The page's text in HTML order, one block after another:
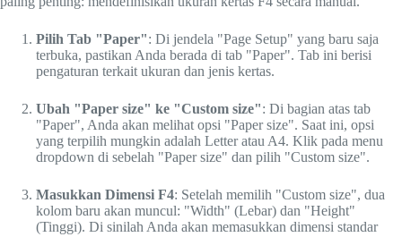
Pilih Tab "Paper": Di jendela "Page Setup" yang baru saja
terbuka, pastikan Anda berada di tab "Paper". Tab ini berisi
pengaturan terkait ukuran dan jenis kertas.
Ubah "Paper size" ke "Custom size": Di bagian atas tab
"Paper", Anda akan melihat opsi "Paper size". Saat ini, opsi
yang terpilih mungkin adalah Letter atau A4. Klik pada menu
dropdown di sebelah "Paper size" dan pilih "Custom size".
Masukkan Dimensi F4: Setelah memilih "Custom size", dua
kolom baru akan muncul: "Width" (Lebar) dan "Height"
(Tinggi). Di sinilah Anda akan memasukkan dimensi standar